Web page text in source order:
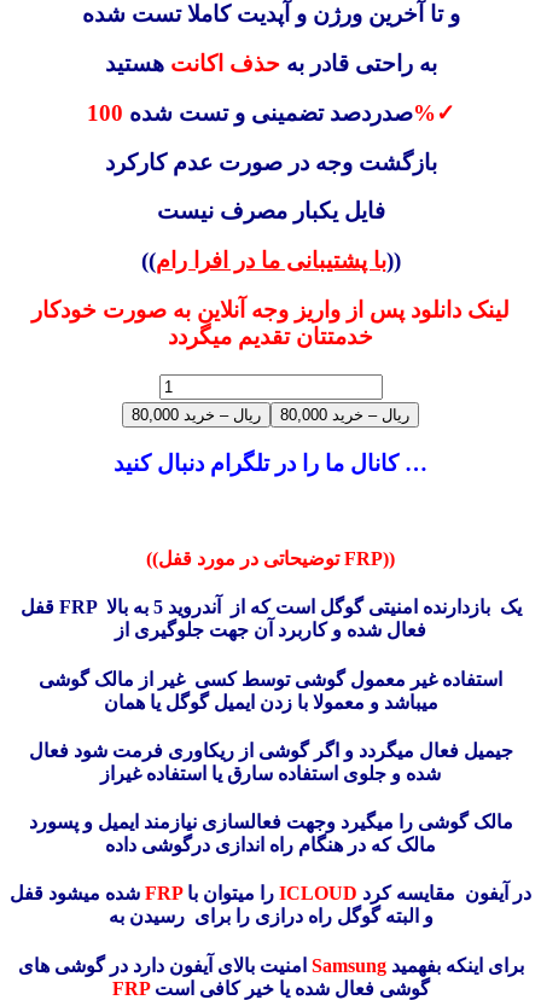
و تا آخرین ورژن و آپدیت کاملا تست شده
به راحتی قادر بهحذف اکانت هستید
صدردصد تضمینی و تست شده100%✓
بازگشت وجه در صورت عدم کارکرد
فایل یکبار مصرف نیست
((با پشتیبانی ما در افرا رام))
لینک دانلود پس از واریز وجه آنلاین به صورت خودکار
خدمتتان تقدیم میگردد
80,000 ریال – خرید
کانال ما را در تلگرام دنبال کنید …
((توضیحاتی در مورد قفل FRP))
قفل FRP یک بازدارنده امنیتی گوگل است که از آندروید 5 به بالا
فعال شده و کاربرد آن جهت جلوگیری از
استفاده غیر معمول گوشی توسط کسی غیر از مالک گوشی
میباشد و معمولا با زدن ایمیل گوگل یا همان
جیمیل فعال میگردد و اگر گوشی از ریکاوری فرمت شود فعال
شده و جلوی استفاده سارق یا استفاده غیراز
مالک گوشی را میگیرد وجهت فعالسازی نیازمند ایمیل و پسورد
مالک که در هنگام راه اندازی درگوشی داده
FRP ICLOUD
و البته گوگل راه درازی را برای رسیدن به
Samsung برای اینکه بفهمید
FRP گوشی فعال شده یا خیر کافی است